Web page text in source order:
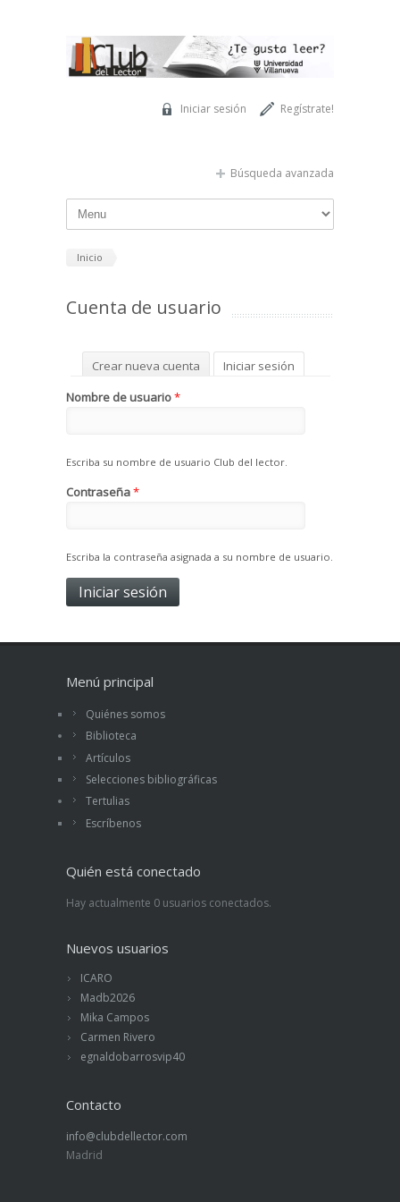
Regístrate!
Iniciar sesión
Búsqueda avanzada
Inicio
Cuenta de usuario
Solapas principales
Crear nueva cuenta Iniciar sesión
Solicitar una nueva contraseña
Nombre de usuario*
Escriba su nombre de usuario Club del lector.
Contraseña*
Escriba la contraseña asignada a su nombre de usuario.
Menú principal
Quiénes somos
Biblioteca
Artículos
Selecciones bibliográficas
Tertulias
Escríbenos
Quién está conectado
Hay actualmente 0 usuarios conectados.
Nuevos usuarios
ICARO
Madb2026
Mika Campos
Carmen Rivero
egnaldobarrosvip40
Contacto
info@clubdellector.com
Madrid